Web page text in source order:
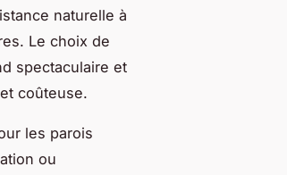
naturelle à
Le choix de
spectaculaire et
coûteuse.
les parois
ou